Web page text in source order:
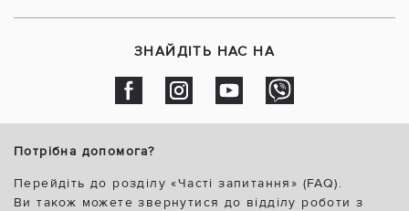
ЗНАЙДІТЬ НАС НА
Потрібна допомога?
Перейдіть до розділу «Часті запитання» (FAQ).
Ви також можете звернутися до відділу роботи з